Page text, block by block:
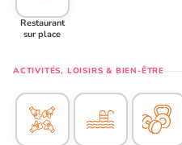
Restaurant
sur place
ACTIVITÉS, LOISIRS & BIEN-ÊTRE